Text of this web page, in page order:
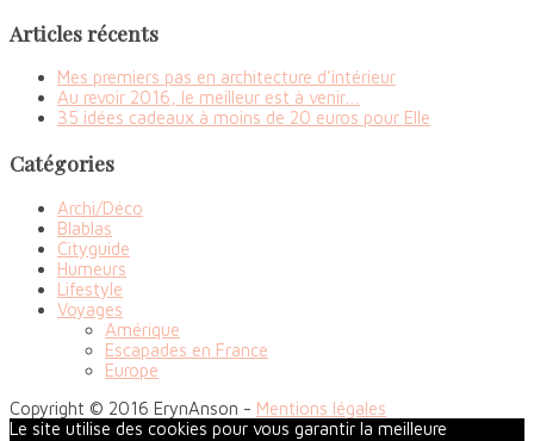
Articles récents
Mes premiers pas en architecture d’intérieur
Au revoir 2016, le meilleur est à venir…
35 idées cadeaux à moins de 20 euros pour Elle
Catégories
Archi/Déco
Blablas
Cityguide
Humeurs
Lifestyle
Voyages
Amérique
Escapades en France
Europe
Copyright © 2016 ErynAnson - Mentions légales
Le site utilise des cookies pour vous garantir la meilleure